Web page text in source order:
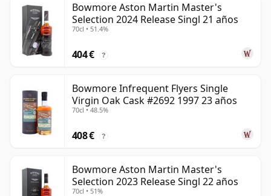
Bowmore Aston Martin Master's
Selection 2024 Release Singl 21 años
70cl • 51.4%
404 € ?
Bowmore Infrequent Flyers Single
Virgin Oak Cask #2692 1997 23 años
70cl • 48.5%
408 € ?
Bowmore Aston Martin Master's
Selection 2023 Release Singl 22 años
70cl • 51%